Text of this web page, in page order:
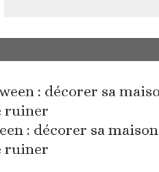
: décorer sa maison
ruiner